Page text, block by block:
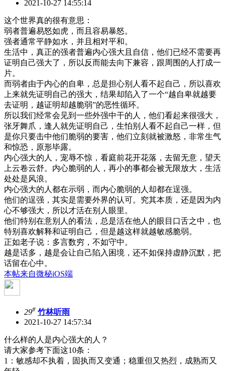
2021-10-27 14:55:14
这个世界真的很有意思：
弱者普遍易怒如虎，而且容易暴怒。
强者通常平静如水，并且相对平和。
生活中，真正的强者普遍内心强大且自信，他们已经不需要再
证明自己强大了，所以反而能去向下兼容，跟周围的人打成一
片。
而弱者由于内心的自卑，总是担心别人看不起自己，所以喜欢
上来就先证明自己的强大，结果却陷入了一个“越自卑就越要
去证明，越证明却越脆弱”的恶性循环。
所以我们经常会见到一些外强中干的人，他们看起来很强大，
张牙舞爪，逢人就先证明自己，生怕别人看不起自己一样，但
是你只要击中他们脆弱的要害，他们立刻就被激怒，非常生气
和惊恐，原形毕露。
内心强大的人，宠辱不惊，看庭前花开花落，去留无意，望天
上云卷云舒。内心脆弱的人，再小的事都会被无限放大，生活
处处是风浪。
内心强大的人都在示弱，而内心脆弱的人却都在逞强。
他们的逞强，其实是需要外界的认可。究其本质，还是因为内
心不够强大，所以才活在别人眼里。
他们特别在意别人的看法，总是活在他人的眼目口舌之中，也
特别喜欢解释和证明自己，但是越这样就越敏感脆弱。
正如老子说：多言数穷，不如守中。
越是话多，越是会让自己陷入困境，还不如保持虚静沉默，把
话留在心中。
本帖来自微秘iOS端
29# 竹林听雨
2021-10-27 14:57:34
什么样的人是内心强大的人？
请大家参考下面这10条：
1：敏感却不执着，固执而又变通；稳重但又热烈，成熟而又